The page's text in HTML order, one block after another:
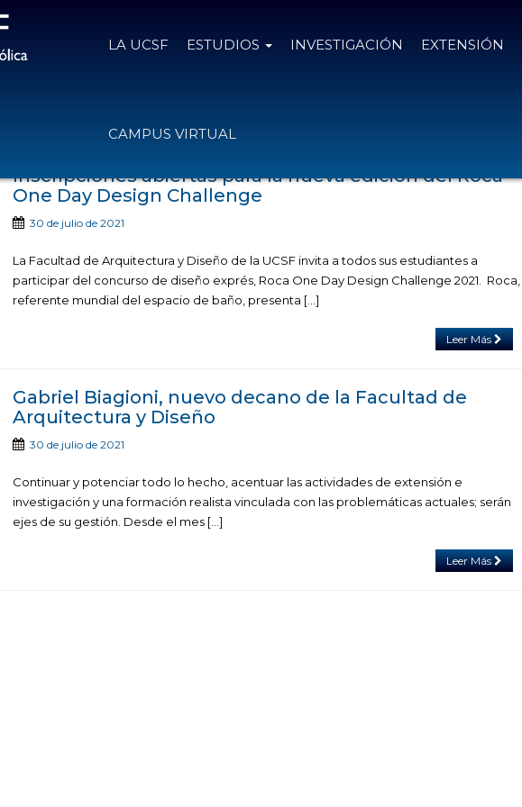
LA UCSF ESTUDIOS INVESTIGACIÓN EXTENSIÓN
CAMPUS VIRTUAL
Inscripciones abiertas para la nueva edición del Roca
One Day Design Challenge
30 de julio de 2021
La Facultad de Arquitectura y Diseño de la UCSF invita a todos sus estudiantes a
participar del concurso de diseño exprés, Roca One Day Design Challenge 2021. Roca,
referente mundial del espacio de baño, presenta […]
Leer Más
Gabriel Biagioni, nuevo decano de la Facultad de
Arquitectura y Diseño
30 de julio de 2021
Continuar y potenciar todo lo hecho, acentuar las actividades de extensión e
investigación y una formación realista vinculada con las problemáticas actuales; serán
ejes de su gestión. Desde el mes […]
Leer Más